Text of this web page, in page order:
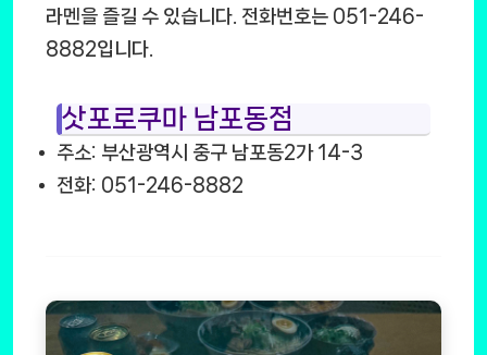
라멘을 즐길 수 있습니다. 전화번호는 051-246-
8882입니다.
삿포로쿠마 남포동점
주소: 부산광역시 중구 남포동2가 14-3
전화: 051-246-8882